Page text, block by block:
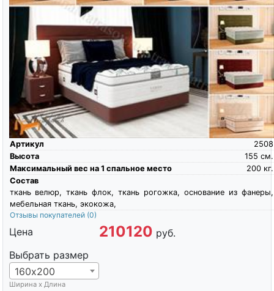
Артикул
2508
Высота
см.
155
Максимальный вес на 1 спальное место
кг.
200
Состав
ткань велюр, ткань флок, ткань рогожка, основание из фанеры,
мебельная ткань, экокожа,
Отзывы покупателей (0)
Цена 210120 руб.
Выбрать размер
160х200
Ширина х Длина